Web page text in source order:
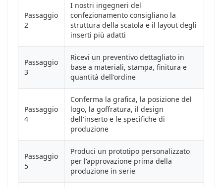
Passaggio
2
I nostri ingegneri del
confezionamento consigliano la
struttura della scatola e il layout degli
inserti più adatti
Passaggio
3
Ricevi un preventivo dettagliato in
base a materiali, stampa, finitura e
quantità dell'ordine
Passaggio
4
Conferma la grafica, la posizione del
logo, la goffratura, il design
dell'inserto e le specifiche di
produzione
Passaggio
5
Produci un prototipo personalizzato
per l'approvazione prima della
produzione in serie